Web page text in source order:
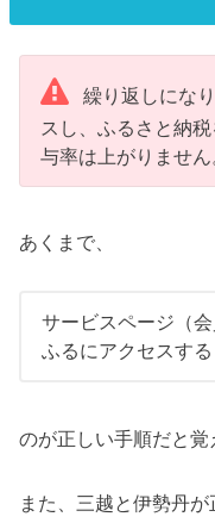
繰り返しにな
スし、ふるさと納
与率は上がりません
あくまで、
サービスページ（
ふるにアクセスする
のが正しい手順だと覚
また、三越と伊勢丹